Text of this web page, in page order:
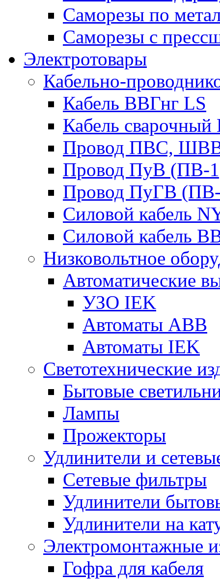
Саморезы по
Саморезы с
Электротовары
Кабельно-
Кабель ВВГнг LS
Кабель
Провод ПВС,
Провод ПуВ (ПВ-
Провод ПуГВ
Силовой кабель
Силовой кабель
Низковольтное
Автоматические
УЗО IEK
Автоматы АВВ
Автоматы IEK
Светотехнические
Бытовые
Лампы
Прожекторы
Удлинители и
Сетевые фильтры
Удлинители
Удлинители на
Электромонтажные
Гофра для кабеля